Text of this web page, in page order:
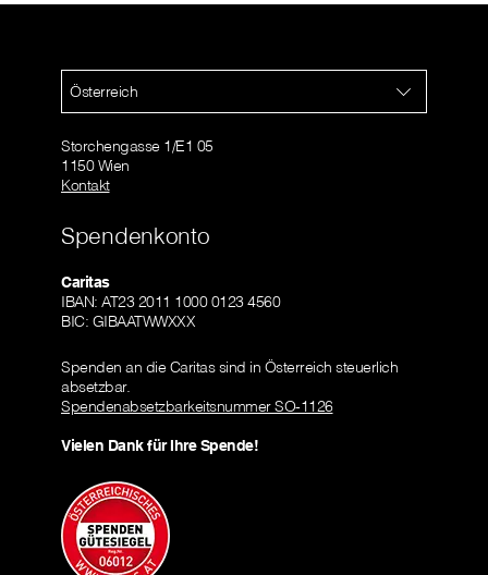
Österreich
Storchengasse 1/E1 05
1150 Wien
Kontakt
Spendenkonto
Caritas
IBAN: AT23 2011 1000 0123 4560
BIC: GIBAATWWXXX
Spenden an die Caritas sind in Österreich steuerlich
absetzbar.
Spendenabsetzbarkeitsnummer SO-1126
Vielen Dank für Ihre Spende!